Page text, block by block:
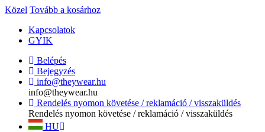
Közel Tovább a kosárhoz
Kapcsolatok
GYIK
Belépés
Bejegyzés
info@theywear.hu
info@theywear.hu
Rendelés nyomon követése / reklamáció / visszaküldés
Rendelés nyomon követése / reklamáció / visszaküldés
HU